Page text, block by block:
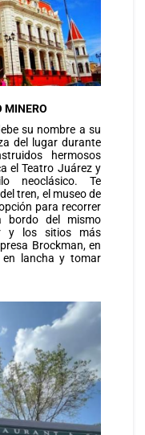
MINERO
su nombre a su
del lugar durante
hermosos
el Teatro Juárez y
neoclásico. Te
tren, el museo de
para recorrer
del mismo
y los sitios más
Brockman, en
lancha y tomar